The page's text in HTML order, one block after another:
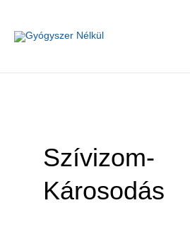
content
Szívizom-
Károsodás